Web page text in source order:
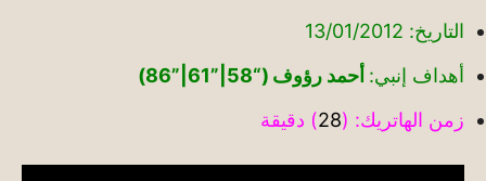
التاريخ: 13/01/2012
أهداف إنبي: أحمد رؤوف (“58|”61|”86)
زمن الهاتريك: (28) دقيقة